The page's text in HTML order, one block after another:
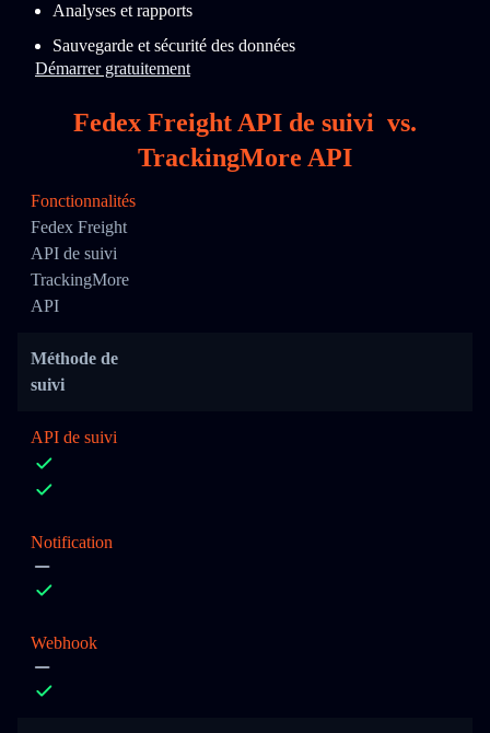
Analyses et rapports
Sauvegarde et sécurité des données
Démarrer gratuitement
Fedex Freight API de suivi vs.
TrackingMore API
Fonctionnalités
Fedex Freight
API de suivi
TrackingMore
API
Méthode de
suivi
API de suivi
Notification
Webhook